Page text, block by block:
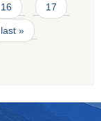
16 17
last »